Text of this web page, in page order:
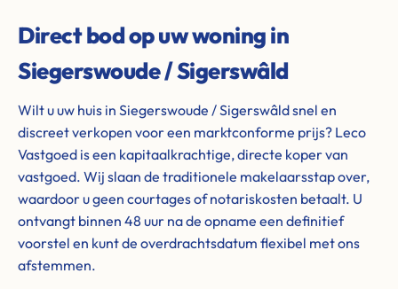
Direct bod op uw woning in
Siegerswoude / Sigerswâld
Wilt u uw huis in Siegerswoude / Sigerswâld snel en
discreet verkopen voor een marktconforme prijs? Leco
Vastgoed is een kapitaalkrachtige, directe koper van
vastgoed. Wij slaan de traditionele makelaarsstap over,
waardoor u geen courtages of notariskosten betaalt. U
ontvangt binnen 48 uur na de opname een definitief
voorstel en kunt de overdrachtsdatum flexibel met ons
afstemmen.